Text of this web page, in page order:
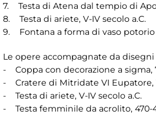
7. Testa di Atena dal tempio di
8. Testa di ariete, V-IV secolo a.C.
9. Fontana a forma di vaso potorio
Le opere accompagnate da
- Coppa con decorazione a sigma,
- Cratere di Mitridate VI Eupatore,
- Testa di ariete, V-IV secolo a.C.
- Testa femminile da acrolito, 470-